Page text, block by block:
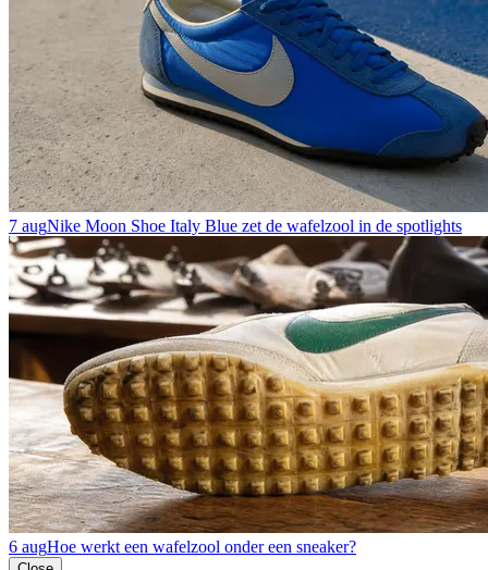
7 augNike Moon Shoe Italy Blue zet de wafelzool in de spotlights
6 augHoe werkt een wafelzool onder een sneaker?